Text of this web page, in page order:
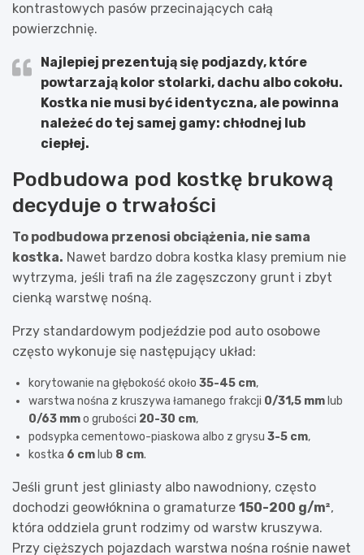
kontrastowych pasów przecinających całą
powierzchnię.
Najlepiej prezentują się podjazdy, które
powtarzają kolor stolarki, dachu albo cokołu.
Kostka nie musi być identyczna, ale powinna
należeć do tej samej gamy: chłodnej lub
ciepłej.
Podbudowa pod kostkę brukową
decyduje o trwałości
To podbudowa przenosi obciążenia, nie sama
kostka. Nawet bardzo dobra kostka klasy premium nie
wytrzyma, jeśli trafi na źle zagęszczony grunt i zbyt
cienką warstwę nośną.
Przy standardowym podjeździe pod auto osobowe
często wykonuje się następujący układ:
korytowanie na głębokość około 35-45 cm,
warstwa nośna z kruszywa łamanego frakcji 0/31,5 mm lub
0/63 mmo grubości 20-30 cm,
podsypka cementowo-piaskowa albo z grysu 3-5 cm,
kostka 6 cm lub 8 cm.
Jeśli grunt jest gliniasty albo nawodniony, często
dochodzi geowłóknina o gramaturze 150-200 g/m²,
która oddziela grunt rodzimy od warstw kruszywa.
Przy cięższych pojazdach warstwa nośna rośnie nawet